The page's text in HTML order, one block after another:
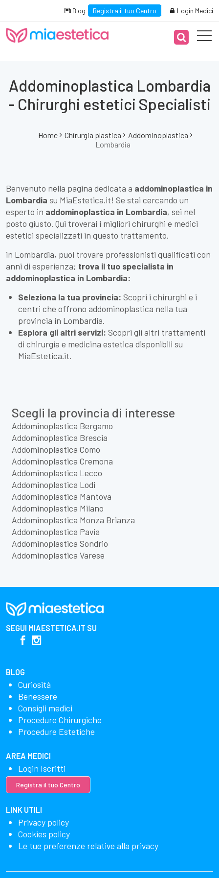
Blog Registra il tuo Centro Login Medici
Addominoplastica Lombardia
- Chirurghi estetici Specialisti
Home Chirurgia plastica
Addominoplastica
Lombardia
Benvenuto nella pagina dedicata a addominoplastica in
Lombardia su MiaEstetica.it! Se stai cercando un
esperto in addominoplastica in Lombardia, sei nel
posto giusto. Qui troverai i migliori chirurghi e medici
estetici specializzati in questo trattamento.
in Lombardia, puoi trovare professionisti qualificati con
anni di esperienza; trova il tuo specialista in
addominoplastica in Lombardia:
Seleziona la tua provincia: Scopri i chirurghi e i
centri che offrono addominoplastica nella tua
provincia in Lombardia.
Esplora gli altri servizi: Scopri gli altri trattamenti
di chirurgia e medicina estetica disponibili su
MiaEstetica.it.
Scegli la provincia di interesse
Addominoplastica Bergamo
Addominoplastica Brescia
Addominoplastica Como
Addominoplastica Cremona
Addominoplastica Lecco
Addominoplastica Lodi
Addominoplastica Mantova
Addominoplastica Milano
Addominoplastica Monza Brianza
Addominoplastica Pavia
Addominoplastica Sondrio
Addominoplastica Varese
SEGUI MIAESTETICA.IT SU
BLOG
Curiosità
Benessere
Consigli medici
Procedure Chirurgiche
Procedure Estetiche
AREA MEDICI
Login Iscritti
Registra il tuo Centro
LINK UTILI
Privacy policy
Cookies policy
Le tue preferenze relative alla privacy